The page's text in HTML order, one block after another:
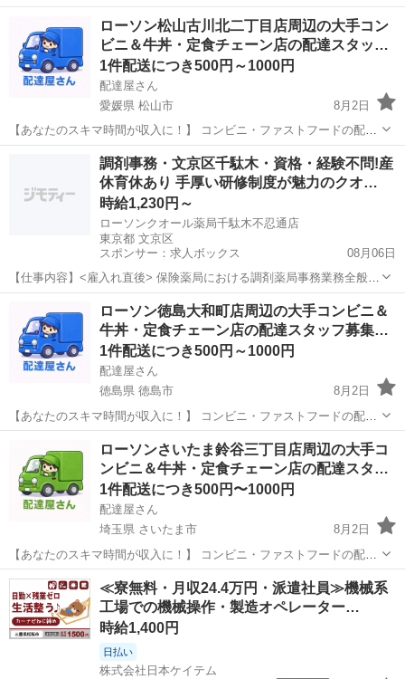
や「出前館」のように、配達専用アプリを使ってお仕事するスタイル
です。 オファー内容を見てから、受けるかどうかを自由に選べます！
✅ 業務内容...
ローソン
ローソン松山古川北二丁目店周辺の大手コン
ビニ＆牛丼・定食チェーン店の配達スタッ…
1件配送につき500円～1000円
配達屋さん
愛媛県 松山市
8月2日
【あなたのスキマ時間が収入に！】 コンビニ・ファストフードの配達
バイト、始めませんか？ アプリで空いた時間にサクッと配達！ 配達す
るかどうかは、オファーを見てその場で自由に決められます♪
―――――――――― ...
松山市 配送 スタッフ
調剤事務・文京区千駄木・資格・経験不問!産
休育休あり 手厚い研修制度が魅力のクオ…
時給1,230円～
ローソンクオール薬局千駄木不忍通店
東京都 文京区
スポンサー：求人ボックス
08月06日
【仕事内容】<雇入れ直後> 保険薬局における調剤薬局事務業務全般
・受付、処方箋入力、窓口業務全般、衛生業務 ・初回来局時アンケー
ト、ジェネリック医薬品についての案内 ・販売促進(商品ディスプレイ
含む)～会計業務 ・保険請求、日次...
ローソン徳島大和町店周辺の大手コンビニ＆
牛丼・定食チェーン店の配達スタッフ募集…
1件配送につき500円～1000円
配達屋さん
徳島県 徳島市
8月2日
【あなたのスキマ時間が収入に！】 コンビニ・ファストフードの配達
バイト、始めませんか？ アプリで空いた時間にサクッと配達！ 配達す
るかどうかは、オファーを見てその場で自由に決められます♪
―――――――――― ...
スタッフ
ローソンさいたま鈴谷三丁目店周辺の大手コ
ンビニ＆牛丼・定食チェーン店の配達スタ…
1件配送につき500円〜1000円
配達屋さん
埼玉県 さいたま市
8月2日
【あなたのスキマ時間が収入に！】 コンビニ・ファストフードの配達
バイト、始めませんか？ アプリで空いた時間にサクッと配達！ 配達す
るかどうかは、オファーを見てその場で自由に決められます♪
―――――――――― ...
埼玉 さいたま市 配送 スタッフ
≪寮無料・月収24.4万円・派遣社員≫機械系
工場での機械操作・製造オペレーター…
時給1,400円
日払い
株式会社日本ケイテム